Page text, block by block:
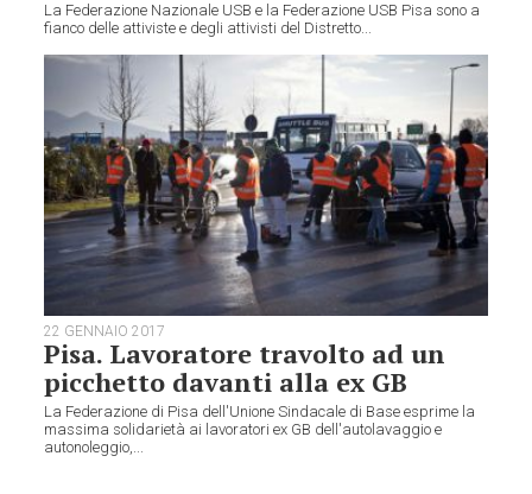
La Federazione Nazionale USB e la Federazione USB Pisa sono a
fianco delle attiviste e degli attivisti del Distretto...
22 GENNAIO 2017
Pisa. Lavoratore travolto ad un
picchetto davanti alla ex GB
La Federazione di Pisa dell'Unione Sindacale di Base esprime la
massima solidarietà ai lavoratori ex GB dell'autolavaggio e
autonoleggio,...